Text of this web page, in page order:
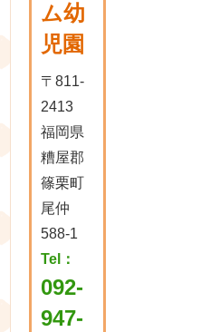
ム幼
児園
〒811-
2413
福岡県
糟屋郡
篠栗町
尾仲
588-1
Tel：
092-
947-